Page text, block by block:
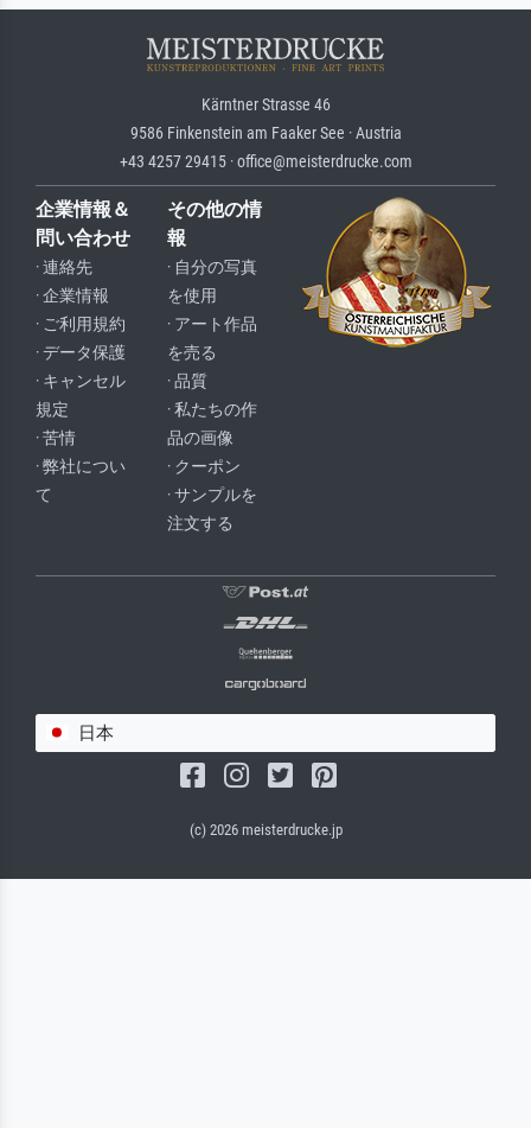
Kärntner Strasse 46
9586 Finkenstein am Faaker See · Austria
+43 4257 29415 · office@meisterdrucke.com
企業情報＆
問い合わせ
· 連絡先
· 企業情報
· ご利用規約
· データ保護
· キャンセル
規定
· 苦情
· 弊社につい
て
その他の情
報
· 自分の写真
を使用
· アート作品
を売る
· 品質
· 私たちの作
品の画像
· クーポン
· サンプルを
注文する
日本
(c) 2026 meisterdrucke.jp